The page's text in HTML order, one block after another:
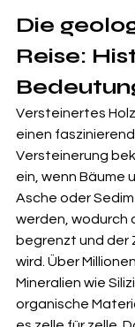
Die
Reise:
Versteinertes
einen
Versteinerung
ein, wenn Bäume
Asche oder
werden, wodurch
begrenzt und der
wird. Über
Mineralien wie
organische